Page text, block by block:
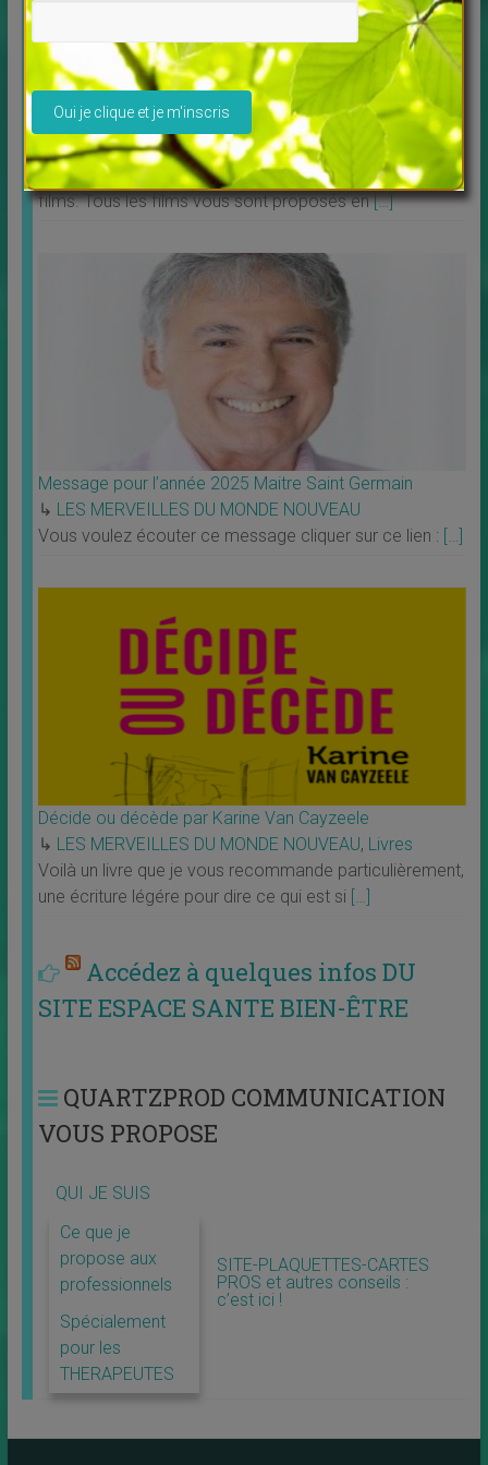
Découvrez Debowska Productions
↳LES MERVEILLES DU MONDE NOUVEAU
Profitez de la possibilité de louer ou télécharger les
films. Tous les films vous sont proposés en[…]
Message pour l’année 2025 Maitre Saint Germain
↳ LES MERVEILLES DU MONDE NOUVEAU
Vous voulez écouter ce message cliquer sur ce lien : […]
Décide ou décède par Karine Van Cayzeele
↳ LES MERVEILLES DU MONDE NOUVEAU, Livres
Voilà un livre que je vous recommande particulièrement,
une écriture légére pour dire ce qui est si […]
Accédez à quelques infos DU
SITE ESPACE SANTE BIEN-ÊTRE
QUARTZPROD COMMUNICATION
VOUS PROPOSE
QUI JE SUIS
Ce que je
propose aux
professionnels
Spécialement
pour les
THERAPEUTES
SITE-PLAQUETTES-CARTES
PROS et autres conseils :
c’est ici !
Veuillez laisser ce champ vide.